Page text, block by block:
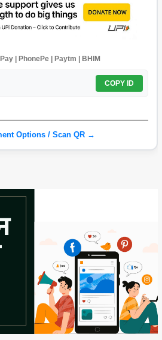
| PhonePe | Paytm | BHIM
COPY ID
Options / Scan QR →